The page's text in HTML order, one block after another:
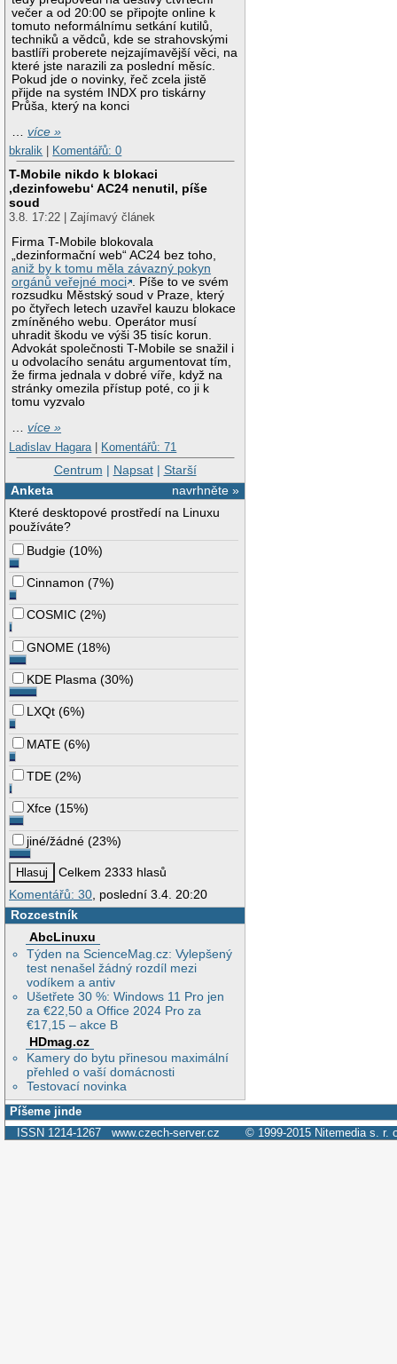
večer a od 20:00 se připojte online k
tomuto neformálnímu setkání kutilů,
techniků a vědců, kde se strahovskými
bastlíři proberete nejzajímavější věci, na
které jste narazili za poslední měsíc.
Pokud jde o novinky, řeč zcela jistě
přijde na systém INDX pro tiskárny
Průša, který na konci
…více »
bkralik
Komentářů: 0
T-Mobile nikdo k blokaci
‚dezinfowebu‘ AC24 nenutil, píše
soud
3.8. 17:22 | Zajímavý článek
Firma T-Mobile blokovala
„dezinformační web“ AC24 bez toho,
aniž by k tomu měla závazný pokyn
orgánů veřejné moci . Píše to ve svém
rozsudku Městský soud v Praze, který
po čtyřech letech uzavřel kauzu blokace
zmíněného webu. Operátor musí
uhradit škodu ve výši 35 tisíc korun.
Advokát společnosti T-Mobile se snažil i
u odvolacího senátu argumentovat tím,
že firma jednala v dobré víře, když na
stránky omezila přístup poté, co ji k
tomu vyzvalo
…více »
Ladislav Hagara | Komentářů: 71
Centrum | Napsat| Starší
navrhněte »
Anketa
Které desktopové prostředí na Linuxu
používáte?
Budgie (10%)
Cinnamon (7%)
COSMIC (2%)
GNOME (18%)
KDE Plasma (30%)
LXQt (6%)
MATE (6%)
TDE (2%)
Xfce (15%)
jiné/žádné (23%)
Celkem 2333 hlasů
Komentářů: 30, poslední 3.4. 20:20
Rozcestník
AbcLinuxu
Týden na ScienceMag.cz: Vylepšený
test nenašel žádný rozdíl mezi
vodíkem a antiv
Ušetřete 30 %: Windows 11 Pro jen
za €22,50 a Office 2024 Pro za
€17,15 – akce B
HDmag.cz
Kamery do bytu přinesou maximální
přehled o vaší domácnosti
Testovací novinka
Píšeme jinde
ISSN 1214-1267 www.czech-server.cz © 1999-2015 Nitemedia s. r.